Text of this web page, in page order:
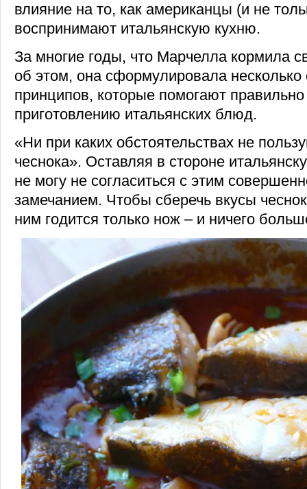
влияние на то, как американцы (и не
воспринимают итальянскую кухню.
За многие годы, что Марчелла кормила
об этом, она сформулировала несколько
принципов, которые помогают правильно
приготовлению итальянских блюд.
«Ни при каких обстоятельствах не
чеснока». Оставляя в стороне
не могу не согласиться с этим
замечанием. Чтобы сберечь вкусы
ним годится только нож – и ничего